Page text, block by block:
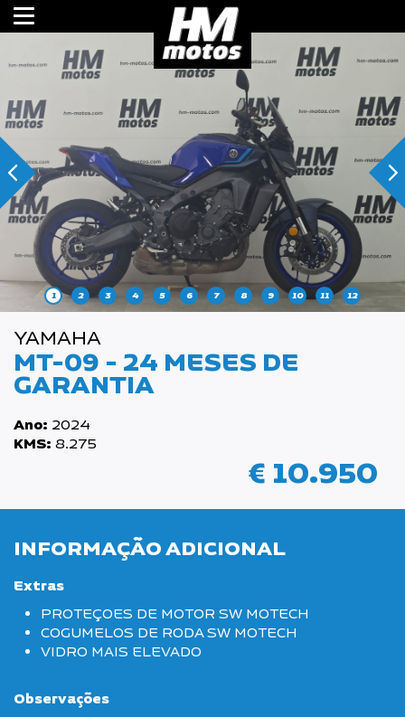
HMmotos
1 2 3 4 5 6 7 8 9 10 11 12
YAMAHA
MT-09 - 24 MESES DE
GARANTIA
Ano: 2024
KMS: 8.275
€ 10.950
INFORMAÇÃO ADICIONAL
Extras
PROTEÇOES DE MOTOR SW MOTECH
COGUMELOS DE RODA SW MOTECH
VIDRO MAIS ELEVADO
Observações